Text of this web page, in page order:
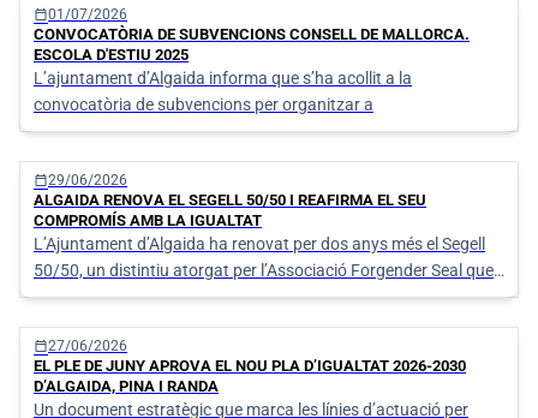
calendar_today01/07/2026
CONVOCATÒRIA DE SUBVENCIONS CONSELL DE MALLORCA.
ESCOLA D'ESTIU 2025
L’ajuntament d’Algaida informa que s’ha acollit a la
convocatòria de subvencions per organitzar a
calendar_today29/06/2026
ALGAIDA RENOVA EL SEGELL 50/50 I REAFIRMA EL SEU
COMPROMÍS AMB LA IGUALTAT
L’Ajuntament d’Algaida ha renovat per dos anys més el Segell
50/50, un distintiu atorgat per l’Associació Forgender Seal que
reconeix les institucions que treballen activament per assolir la
paritat entre dones i homes en l’àmbit polític, social i
organitzatiu.
calendar_today27/06/2026
EL PLE DE JUNY APROVA EL NOU PLA D’IGUALTAT 2026-2030
D’ALGAIDA, PINA I RANDA
Un document estratègic que marca les línies d’actuació per